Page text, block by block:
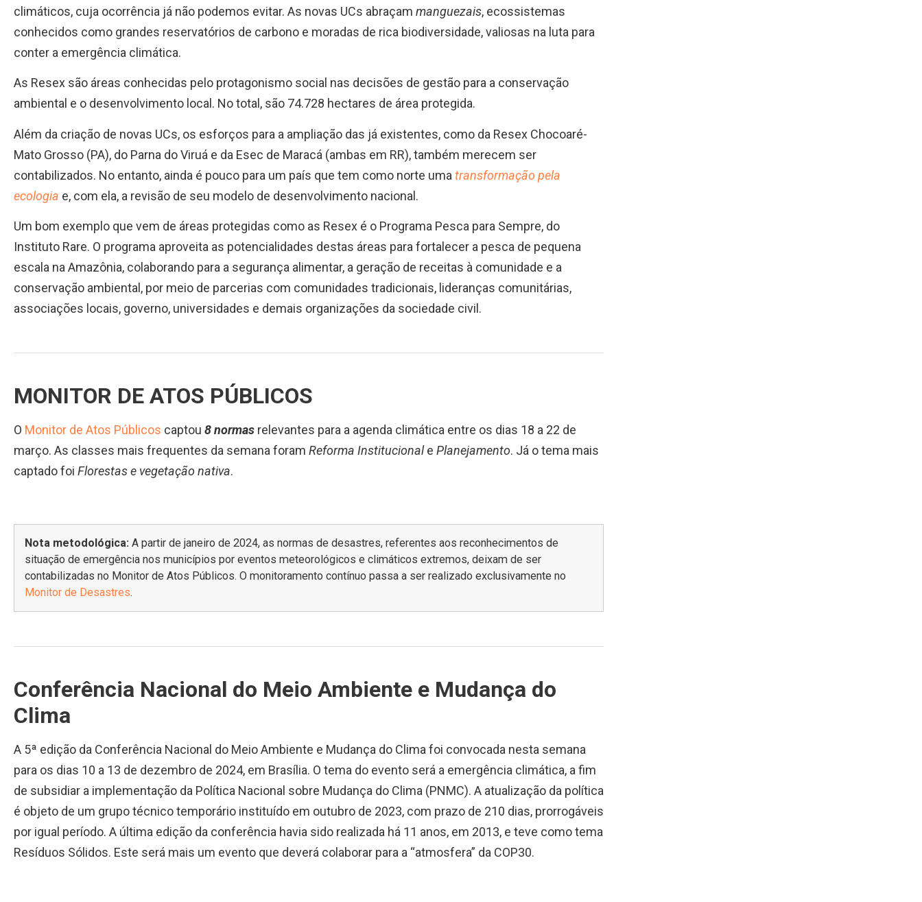
climáticos, cuja ocorrência já não podemos evitar. As novas UCs abraçam manguezais, ecossistemas
conhecidos como grandes reservatórios de carbono e moradas de rica biodiversidade, valiosas na luta para
conter a emergência climática.
As Resex são áreas conhecidas pelo protagonismo social nas decisões de gestão para a conservação
ambiental e o desenvolvimento local. No total, são 74.728 hectares de área protegida.
Além da criação de novas UCs, os esforços para a ampliação das já existentes, como da Resex Chocoaré-
Mato Grosso (PA), do Parna do Viruá e da Esec de Maracá (ambas em RR), também merecem ser
contabilizados. No entanto, ainda é pouco para um país que tem como norte uma transformação pela
ecologia e, com ela, a revisão de seu modelo de desenvolvimento nacional.
Um bom exemplo que vem de áreas protegidas como as Resex é o Programa Pesca para Sempre, do
Instituto Rare. O programa aproveita as potencialidades destas áreas para fortalecer a pesca de pequena
escala na Amazônia, colaborando para a segurança alimentar, a geração de receitas à comunidade e a
conservação ambiental, por meio de parcerias com comunidades tradicionais, lideranças comunitárias,
associações locais, governo, universidades e demais organizações da sociedade civil.
MONITOR DE ATOS PÚBLICOS
O Monitor de Atos Públicos captou 8 normas relevantes para a agenda climática entre os dias 18 a 22 de
março. As classes mais frequentes da semana foram Reforma Institucionale Planejamento. Já o tema mais
captado foi Florestas e vegetação nativa.
Nota metodológica: A partir de janeiro de 2024, as normas de desastres, referentes aos reconhecimentos de
situação de emergência nos municípios por eventos meteorológicos e climáticos extremos, deixam de ser
contabilizadas no Monitor de Atos Públicos. O monitoramento contínuo passa a ser realizado exclusivamente no
Monitor de Desastres.
Conferência Nacional do Meio Ambiente e Mudança do
Clima
A 5ª edição da Conferência Nacional do Meio Ambiente e Mudança do Clima foi convocada nesta semana
para os dias 10 a 13 de dezembro de 2024, em Brasília. O tema do evento será a emergência climática, a fim
de subsidiar a implementação da Política Nacional sobre Mudança do Clima (PNMC). A atualização da política
é objeto de um grupo técnico temporário instituído em outubro de 2023, com prazo de 210 dias, prorrogáveis
por igual período. A última edição da conferência havia sido realizada há 11 anos, em 2013, e teve como tema
Resíduos Sólidos. Este será mais um evento que deverá colaborar para a “atmosfera” da COP30.